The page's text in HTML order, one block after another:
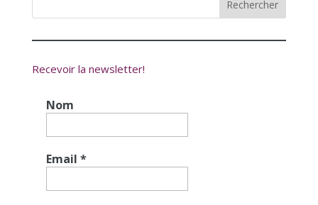
Recevoir la newsletter!
Nom
Email *